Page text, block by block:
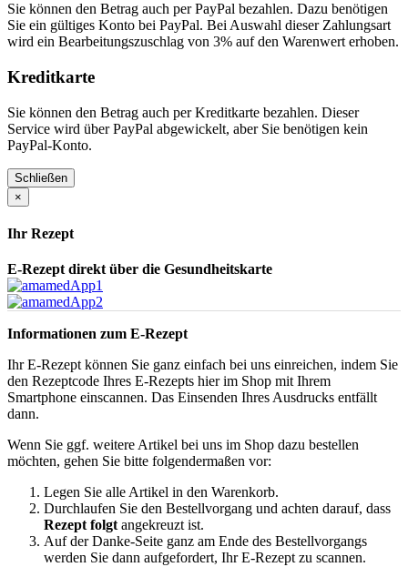
Sie können den Betrag auch per PayPal bezahlen. Dazu benötigen
Sie ein gültiges Konto bei PayPal. Bei Auswahl dieser Zahlungsart
wird ein Bearbeitungszuschlag von 3% auf den Warenwert erhoben.
Kreditkarte
Sie können den Betrag auch per Kreditkarte bezahlen. Dieser
Service wird über PayPal abgewickelt, aber Sie benötigen kein
PayPal-Konto.
Schließen
×
Ihr Rezept
E-Rezept direkt über die Gesundheitskarte
Informationen zum E-Rezept
Ihr E-Rezept können Sie ganz einfach bei uns einreichen, indem Sie
den Rezeptcode Ihres E-Rezepts hier im Shop mit Ihrem
Smartphone einscannen. Das Einsenden Ihres Ausdrucks entfällt
dann.
Wenn Sie ggf. weitere Artikel bei uns im Shop dazu bestellen
möchten, gehen Sie bitte folgendermaßen vor:
Legen Sie alle Artikel in den Warenkorb.
Durchlaufen Sie den Bestellvorgang und achten darauf, dass
Rezept folgt angekreuzt ist.
Auf der Danke-Seite ganz am Ende des Bestellvorgangs
werden Sie dann aufgefordert, Ihr E-Rezept zu scannen.